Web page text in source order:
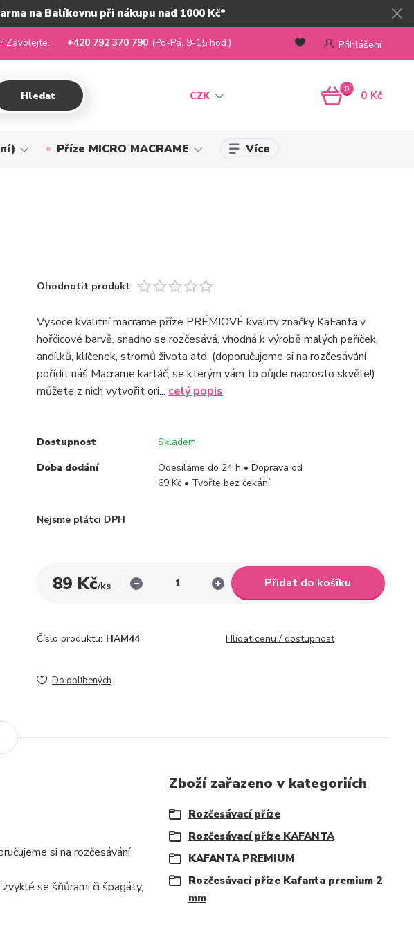
na Balíkovnu při nákupu nad 1000 Kč*
CZK
Přihlášení
Hledat
Zavolejte. +420 792 370 790 (Po-Pá, 9-15 hod.)
0 0 Kč
Příze MICRO MACRAME Více
Ohodnotit produkt
Vysoce kvalitní macrame příze PRÉMIOVÉ kvality značky KaFanta v
hořčicové barvě, snadno se rozčesává, vhodná k výrobě malých peříček,
andílků, klíčenek, stromů života atd. (doporučujeme si na rozčesávání
pořídit náš Macrame kartáč, se kterým vám to půjde naprosto skvěle!)
můžete z nich vytvořit ori... celý popis
Dostupnost
Skladem
Doba dodání
Odesíláme do 24 h • Doprava od
69 Kč • Tvořte bez čekání
Nejsme plátci DPH
89 Kč/ks Přidat do košíku
Číslo produktu: HAM44 Hlídat cenu / dostupnost
Do oblíbených
si na rozčesávání
se šňůrami či špagáty,
Zboží zařazeno v kategoriích
Rozčesávací příze
Rozčesávací příze KAFANTA
KAFANTA PREMIUM
Rozčesávací příze Kafanta premium 2
mm